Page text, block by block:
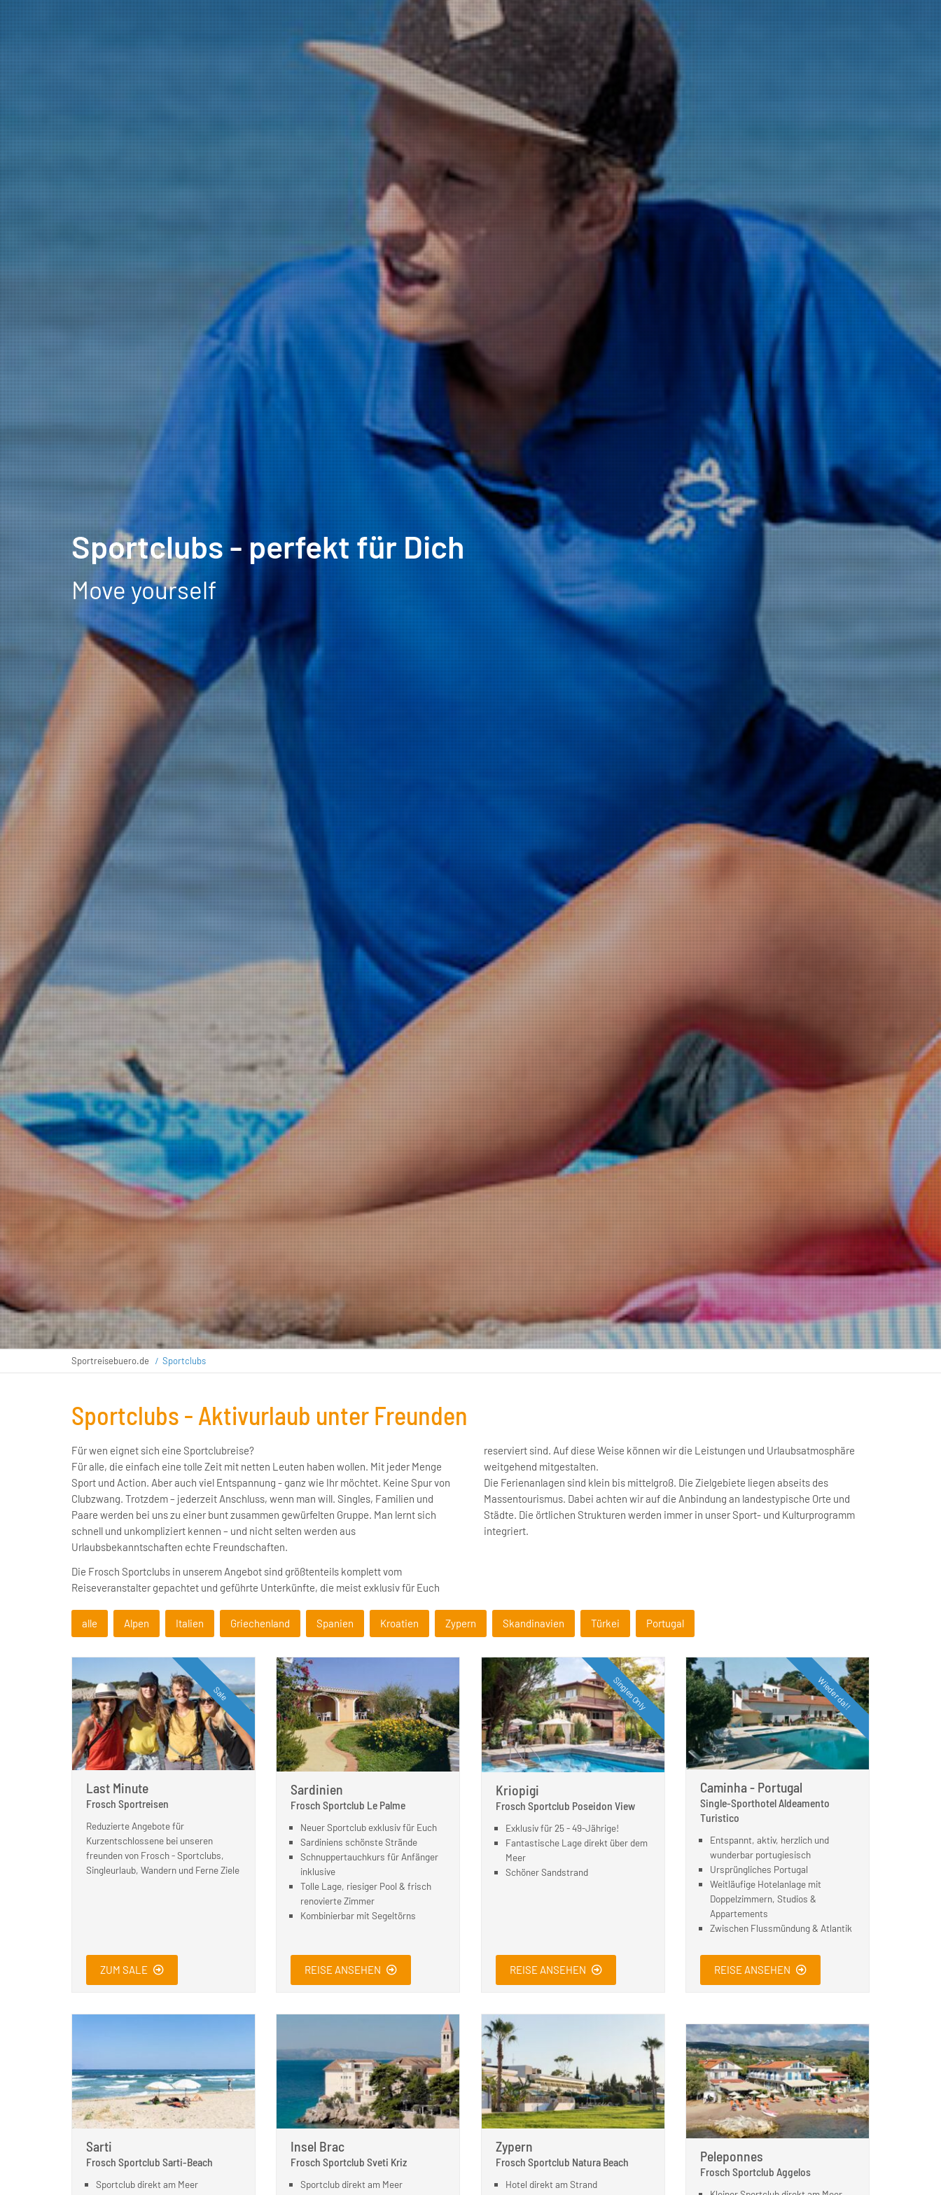
Sportclubs - perfekt für Dich
Move yourself
Sportreisebuero.de Sportclubs
Sportclubs - Aktivurlaub unter Freunden
Für wen eignet sich eine Sportclubreise?
Für alle, die einfach eine tolle Zeit mit netten Leuten haben wollen. Mit jeder Menge
Sport und Action. Aber auch viel Entspannung - ganz wie Ihr möchtet. Keine Spur von
Clubzwang. Trotzdem – jederzeit Anschluss, wenn man will. Singles, Familien und
Paare werden bei uns zu einer bunt zusammen gewürfelten Gruppe. Man lernt sich
schnell und unkompliziert kennen – und nicht selten werden aus
Urlaubsbekanntschaften echte Freundschaften.
Die Frosch Sportclubs in unserem Angebot sind größtenteils komplett vom
Reiseveranstalter gepachtet und geführte Unterkünfte, die meist exklusiv für Euch
reserviert sind. Auf diese Weise können wir die Leistungen und Urlaubsatmosphäre
weitgehend mitgestalten.
Die Ferienanlagen sind klein bis mittelgroß. Die Zielgebiete liegen abseits des
Massentourismus. Dabei achten wir auf die Anbindung an landestypische Orte und
Städte. Die örtlichen Strukturen werden immer in unser Sport- und Kulturprogramm
integriert.
alle Alpen Italien Griechenland Spanien Kroatien Zypern Skandinavien Türkei Portugal
Sale
Last Minute
Frosch Sportreisen
Reduzierte Angebote für
Kurzentschlossene bei unseren
freunden von Frosch - Sportclubs,
Singleurlaub, Wandern und Ferne Ziele
ZUM SALE
Sardinien
Frosch Sportclub Le Palme
Neuer Sportclub exklusiv für Euch
Sardiniens schönste Strände
Schnuppertauchkurs für Anfänger
inklusive
Tolle Lage, riesiger Pool & frisch
renovierte Zimmer
Kombinierbar mit Segeltörns
REISE ANSEHEN
Singles Only
Kriopigi
Frosch Sportclub Poseidon View
Exklusiv für 25 - 49-Jährige!
Fantastische Lage direkt über dem
Meer
Schöner Sandstrand
REISE ANSEHEN
Wieder da!!
Caminha - Portugal
Single-Sporthotel Aldeamento
Turistico
Entspannt, aktiv, herzlich und
wunderbar portugiesisch
Ursprüngliches Portugal
Weitläufige Hotelanlage mit
Doppelzimmern, Studios &
Appartements
Zwischen Flussmündung & Atlantik
REISE ANSEHEN
Sarti
Frosch Sportclub Sarti-Beach
Sportclub direkt am Meer
Insel Brac
Frosch Sportclub Sveti Kriz
Sportclub direkt am Meer
Zypern
Frosch Sportclub Natura Beach
Hotel direkt am Strand
Peleponnes
Frosch Sportclub Aggelos